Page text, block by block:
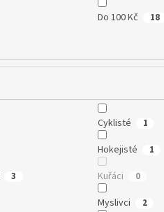
Do 100 Kč 18
Cyklisté 1
Hokejisté 1
3 Kuřáci 0
Myslivci 2